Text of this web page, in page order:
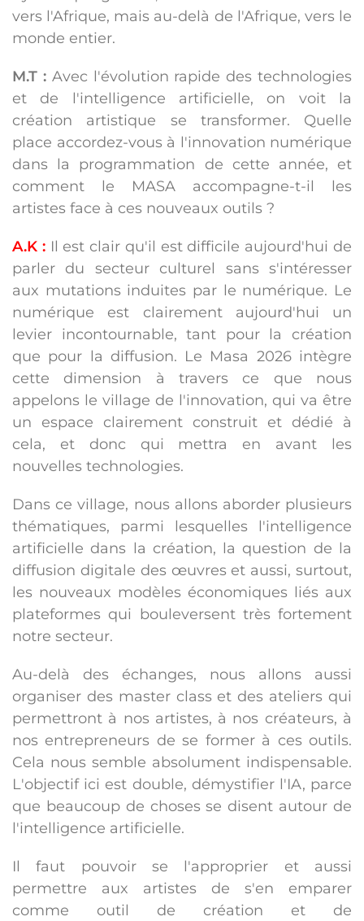
vers l'Afrique, mais au-delà de l'Afrique, vers le
monde entier.
M.T :Avec l'évolution rapide des technologies
et de l'intelligence artificielle, on voit la
création artistique se transformer. Quelle
place accordez-vous à l'innovation numérique
dans la programmation de cette année, et
comment le MASA accompagne-t-il les
artistes face à ces nouveaux outils ?
A.K :Il est clair qu'il est difficile aujourd'hui de
parler du secteur culturel sans s'intéresser
aux mutations induites par le numérique. Le
numérique est clairement aujourd'hui un
levier incontournable, tant pour la création
que pour la diffusion. Le Masa 2026 intègre
cette dimension à travers ce que nous
appelons le village de l'innovation, qui va être
un espace clairement construit et dédié à
cela, et donc qui mettra en avant les
nouvelles technologies.
Dans ce village, nous allons aborder plusieurs
thématiques, parmi lesquelles l'intelligence
artificielle dans la création, la question de la
diffusion digitale des œuvres et aussi, surtout,
les nouveaux modèles économiques liés aux
plateformes qui bouleversent très fortement
notre secteur.
Au-delà des échanges, nous allons aussi
organiser des master class et des ateliers qui
permettront à nos artistes, à nos créateurs, à
nos entrepreneurs de se former à ces outils.
Cela nous semble absolument indispensable.
L'objectif ici est double, démystifier l'IA, parce
que beaucoup de choses se disent autour de
l'intelligence artificielle.
Il faut pouvoir se l'approprier et aussi
permettre aux artistes de s'en emparer
comme outil de création et de